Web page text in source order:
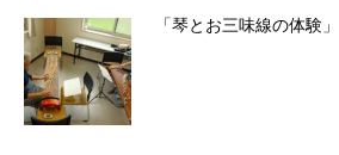
「琴とお三味線の体験」